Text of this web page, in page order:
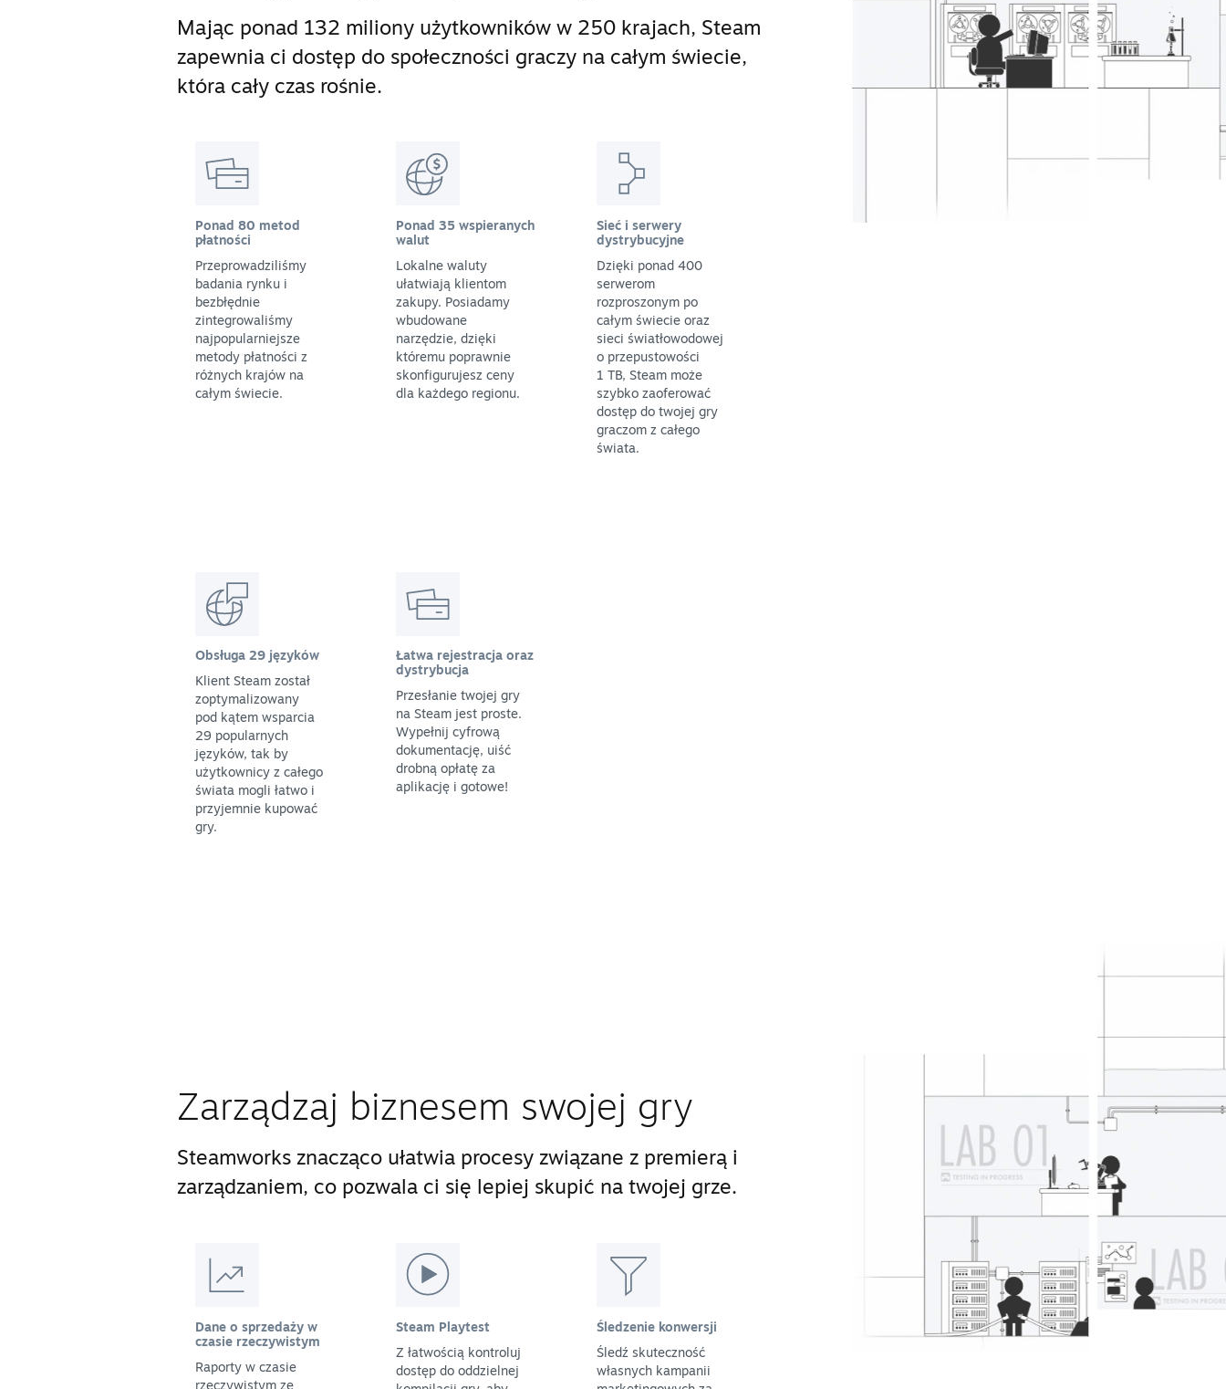
Mając ponad 132 miliony użytkowników w 250 krajach, Steam
zapewnia ci dostęp do społeczności graczy na całym świecie,
która cały czas rośnie.
Ponad 80 metod
płatności
Przeprowadziliśmy
badania rynku i
bezbłędnie
zintegrowaliśmy
najpopularniejsze
metody płatności z
różnych krajów na
całym świecie.
Ponad 35 wspieranych
walut
Lokalne waluty
ułatwiają klientom
zakupy. Posiadamy
wbudowane
narzędzie, dzięki
któremu poprawnie
skonfigurujesz ceny
dla każdego regionu.
Sieć i serwery
dystrybucyjne
Dzięki ponad 400
serwerom
rozproszonym po
całym świecie oraz
sieci światłowodowej
o przepustowości
1 TB, Steam może
szybko zaoferować
dostęp do twojej gry
graczom z całego
świata.
Obsługa 29 języków
Klient Steam został
zoptymalizowany
pod kątem wsparcia
29 popularnych
języków, tak by
użytkownicy z całego
świata mogli łatwo i
przyjemnie kupować
gry.
Łatwa rejestracja oraz
dystrybucja
Przesłanie twojej gry
na Steam jest proste.
Wypełnij cyfrową
dokumentację, uiść
drobną opłatę za
aplikację i gotowe!
Zarządzaj biznesem swojej gry
Steamworks znacząco ułatwia procesy związane z premierą i
zarządzaniem, co pozwala ci się lepiej skupić na twojej grze.
Dane o sprzedaży w
czasie rzeczywistym
Raporty w czasie
rzeczywistym ze
Steam Playtest
Z łatwością kontroluj
dostęp do oddzielnej
Śledzenie konwersji
Śledź skuteczność
własnych kampanii